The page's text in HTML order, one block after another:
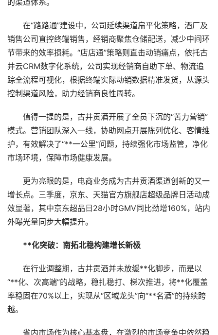
的渠道体系。
在“路路通”建设中，公司延续渠道扁平化策略，酒厂及
销售公司直控终端销售，经销商聚焦仓储配送，减少中间环
节带来的效率损耗。“店店通”策略则直击动销痛点，依托古
井云CRM数字化系统，公司实现经销商自助下单、物流追
踪全流程可视化，根据终端实际动销数据精准发货，从源头
控制渠道风险，助力经销商良性周转。
值得一提的是，古井贡酒开展了全员下沉的“苦力营销”
模式。营销团队深入一线，协助网点开展陈列优化、客情维
护，有效解决了“**一公里”问题，持续强化市场监管，净化
市场环境，保障市场健康发展。
更为亮眼的是，电商业务成为古井贡酒渠道创新的又一
增长点。三季度，京东、天猫官方旗舰店超级品牌日活动成
效显著，其中京东超品日28小时GMV同比劲增160%，站内
外曝光量同步大幅提升。
**化突破：南拓北稳构建增长新极
在行业调整期，古井贡酒并未放缓**化脚步，而是以
“**化、次高端”的战略，稳扎稳打、梯次推进，将**化覆盖
率稳固在70%以上，实现从“区域龙头”向“**名酒”的持续跨
越。
省内市场作为核心基本盘，在激烈的市场竞争中依然稳